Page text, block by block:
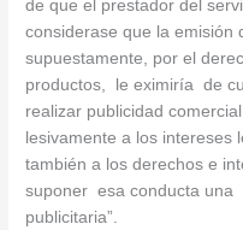
de que el prestador del
considerase que la
supuestamente, por el
productos, le eximiría de
realizar publicidad
lesivamente a los intereses
también a los derechos e
suponer esa conducta una
publicitaria”.